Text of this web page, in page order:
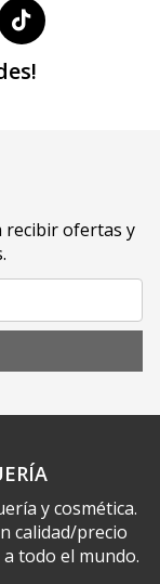
recibir ofertas y
y cosmética.
calidad/precio
todo el mundo.